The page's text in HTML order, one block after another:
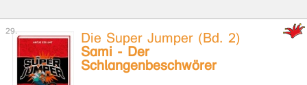
Die Super Jumper (Bd. 2)
Sami - Der
Schlangenbeschwörer